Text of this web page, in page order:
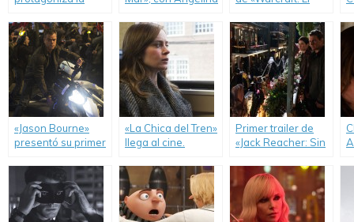
«La Momia».
de Dos Mundos».
«Jason Bourne»
presentó su primer
«La Chica del Tren»
llega al cine.
Primer trailer de
«Jack Reacher: Sin